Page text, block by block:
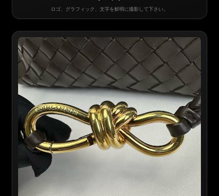
ロゴ、グラフィック、文字を鮮明に撮影して下さい。